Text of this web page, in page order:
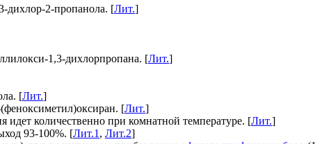
дихлор-2-пропанола. [Лит.]
1,3-дихлорпропана. [Лит.]
[Лит.]
[Лит.]
идет количественно при комнатной температуре. [Лит.]
93-100%. [Лит.1 , Лит.2]